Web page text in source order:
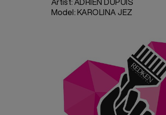
Artist: ADRIEN DUPUIS
Model: KAROLINA JEZ